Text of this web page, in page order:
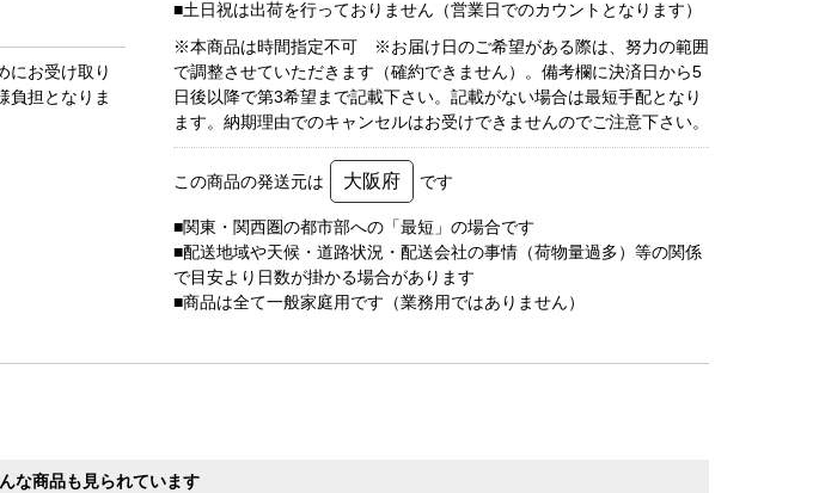
■土日祝は出荷を行っておりません（営業日でのカウントとなります）
※本商品は時間指定不可 ※お届け日のご希望がある際は、努力の範囲
で調整させていただきます（確約できません）。備考欄に決済日から5
日後以降で第3希望まで記載下さい。記載がない場合は最短手配となり
ます。納期理由でのキャンセルはお受けできませんのでご注意下さい。
この商品の発送元は 大阪府 です
■関東・関西圏の都市部への「最短」の場合です
■配送地域や天候・道路状況・配送会社の事情（荷物量過多）等の関係
で目安より日数が掛かる場合があります
■商品は全て一般家庭用です（業務用ではありません）
にお受け取り
負担となりま
な商品も見られています